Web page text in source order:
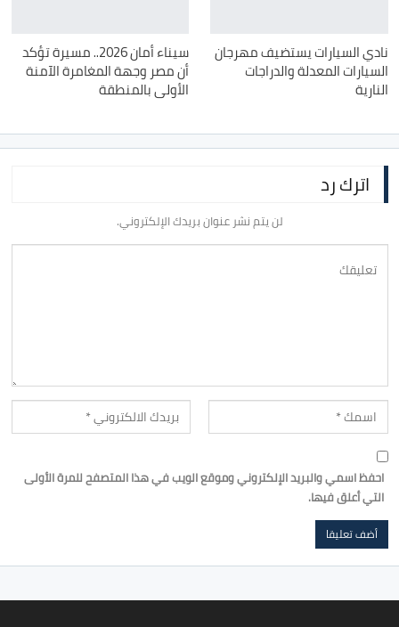
نادي السيارات يستضيف مهرجان
السيارات المعدلة والدراجات
النارية
سيناء أمان 2026.. مسيرة تؤكد
أن مصر وجهة المغامرة الآمنة
الأولى بالمنطقة
اترك رد
لن يتم نشر عنوان بريدك الإلكتروني.
احفظ اسمي والبريد الإلكتروني وموقع الويب في هذا المتصفح للمرة الأولى
التي أعلق فيها.